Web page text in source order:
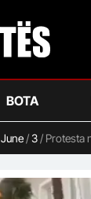
BOTA
June/3/ Protesta